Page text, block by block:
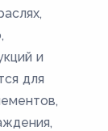
и
для